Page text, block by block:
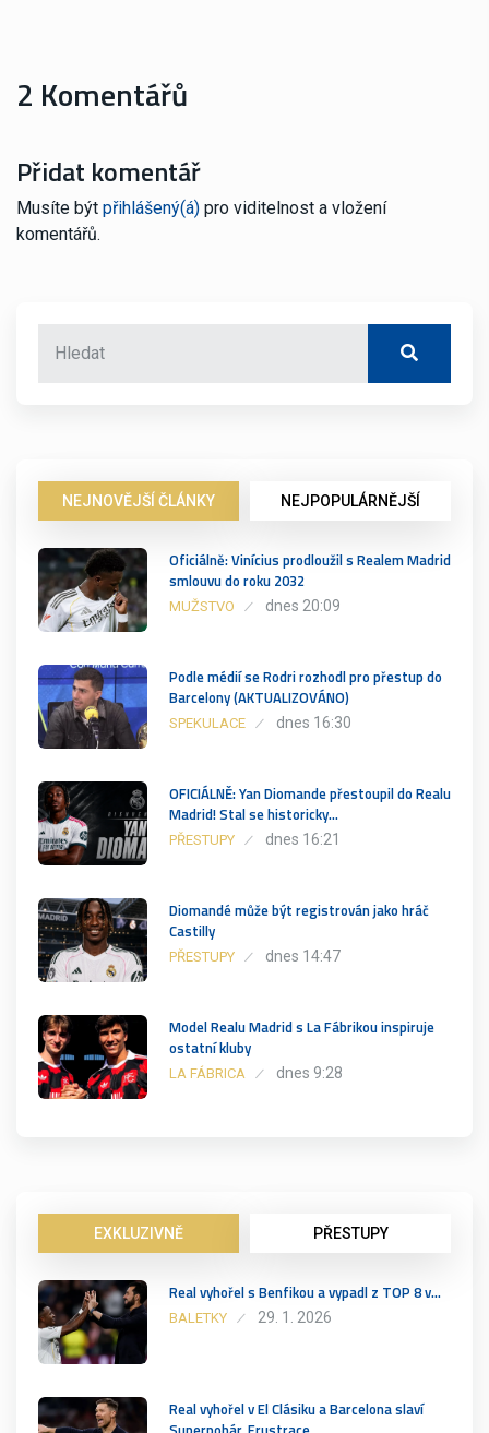
2 Komentářů
Přidat komentář
Musíte být přihlášený(á) pro viditelnost a vložení
komentářů.
NEJNOVĚJŠÍ ČLÁNKY NEJPOPULÁRNĚJŠÍ
Oficiálně: Vinícius prodloužil s Realem Madrid
smlouvu do roku 2032
MUŽSTVO dnes 20:09
Podle médií se Rodri rozhodl pro přestup do
Barcelony (AKTUALIZOVÁNO)
SPEKULACE dnes 16:30
OFICIÁLNĚ: Yan Diomande přestoupil do Realu
Madrid! Stal se historicky…
PŘESTUPY dnes 16:21
Diomandé může být registrován jako hráč
Castilly
PŘESTUPY dnes 14:47
Model Realu Madrid s La Fábrikou inspiruje
ostatní kluby
LA FÁBRICA dnes 9:28
EXKLUZIVNĚ PŘESTUPY
Real vyhořel s Benfikou a vypadl z TOP 8 v…
BALETKY 29. 1. 2026
Real vyhořel v El Clásiku a Barcelona slaví